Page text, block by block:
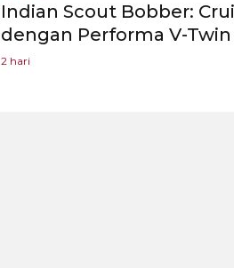
Indian Scout Bobber:
dengan Performa V-
2 hari